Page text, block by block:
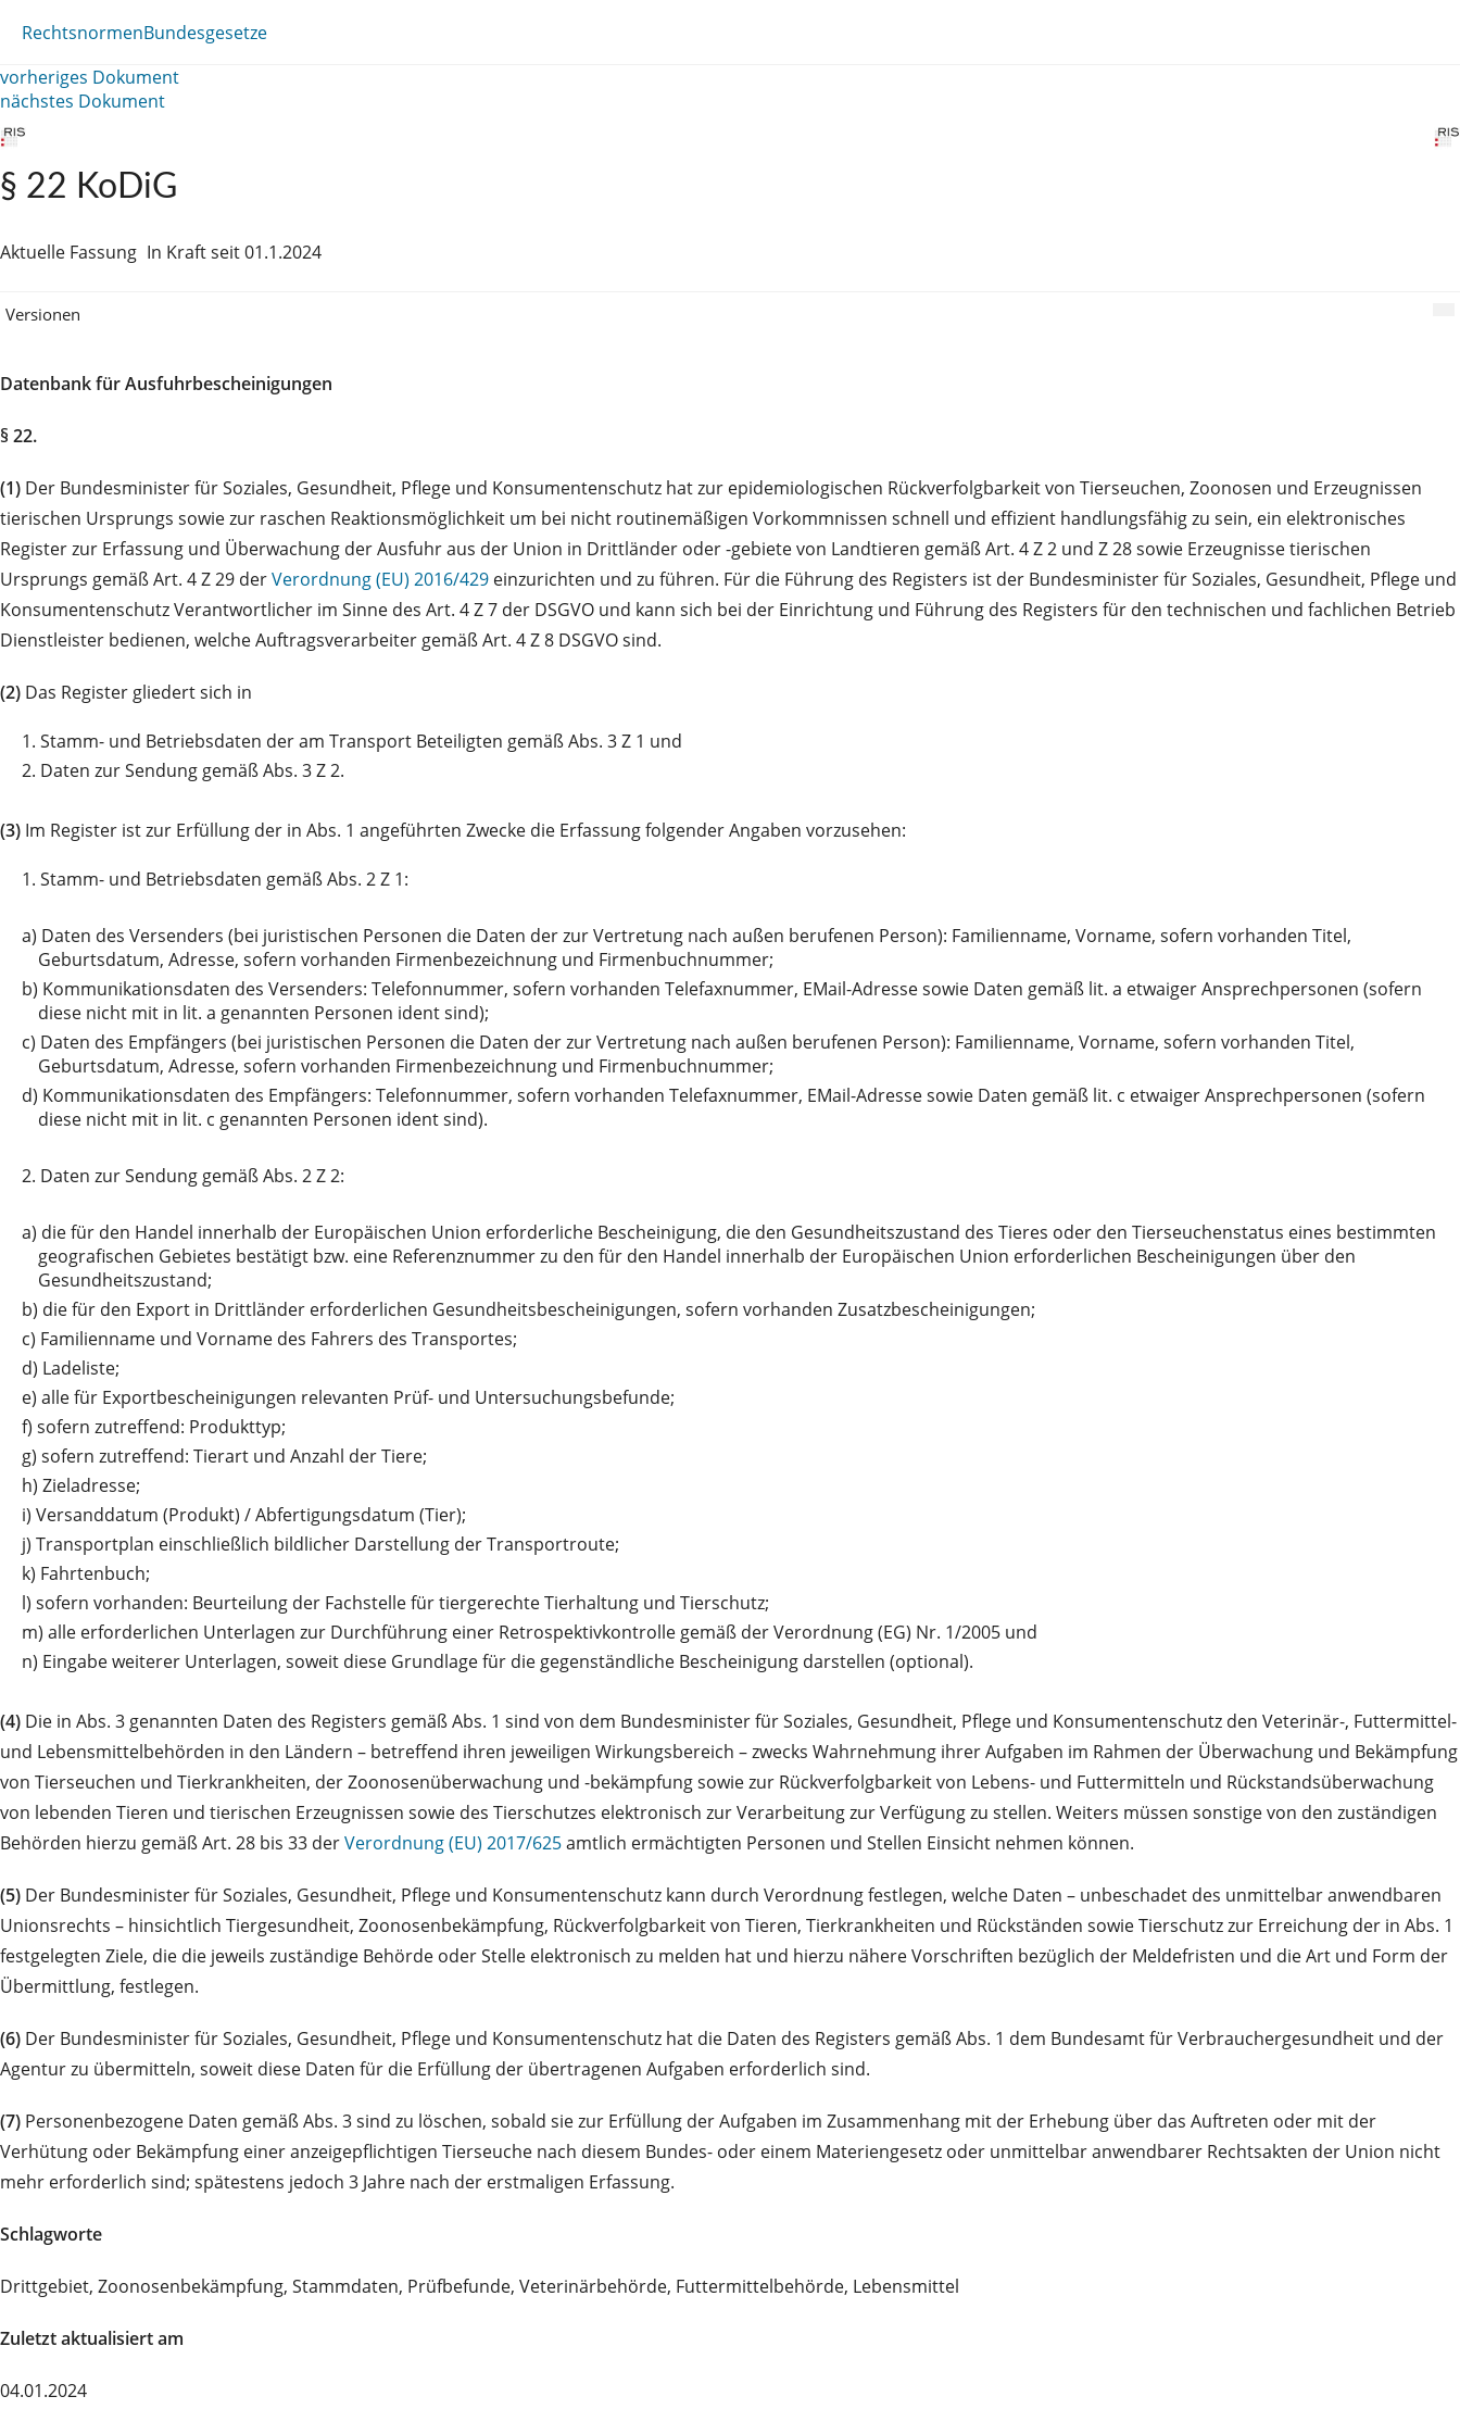
RechtsnormenBundesgesetze
vorheriges Dokument
nächstes Dokument
§ 22 KoDiG
Aktuelle Fassung In Kraft seit 01.1.2024
Versionen
Datenbank für Ausfuhrbescheinigungen
§ 22.
(1) Der Bundesminister für Soziales, Gesundheit, Pflege und Konsumentenschutz hat zur epidemiologischen Rückverfolgbarkeit von Tierseuchen, Zoonosen und Erzeugnissen
tierischen Ursprungs sowie zur raschen Reaktionsmöglichkeit um bei nicht routinemäßigen Vorkommnissen schnell und effizient handlungsfähig zu sein, ein elektronisches
Register zur Erfassung und Überwachung der Ausfuhr aus der Union in Drittländer oder -gebiete von Landtieren gemäß Art. 4 Z 2 und Z 28 sowie Erzeugnisse tierischen
Ursprungs gemäß Art. 4 Z 29 derVerordnung (EU) 2016/429 einzurichten und zu führen. Für die Führung des Registers ist der Bundesminister für Soziales, Gesundheit, Pflege und
Konsumentenschutz Verantwortlicher im Sinne des Art. 4 Z 7 der DSGVO und kann sich bei der Einrichtung und Führung des Registers für den technischen und fachlichen Betrieb
Dienstleister bedienen, welche Auftragsverarbeiter gemäß Art. 4 Z 8 DSGVO sind.
(2) Das Register gliedert sich in
1. Stamm- und Betriebsdaten der am Transport Beteiligten gemäß Abs. 3 Z 1 und
2. Daten zur Sendung gemäß Abs. 3 Z 2.
(3) Im Register ist zur Erfüllung der in Abs. 1 angeführten Zwecke die Erfassung folgender Angaben vorzusehen:
1. Stamm- und Betriebsdaten gemäß Abs. 2 Z 1:
a) Daten des Versenders (bei juristischen Personen die Daten der zur Vertretung nach außen berufenen Person): Familienname, Vorname, sofern vorhanden Titel,
Geburtsdatum, Adresse, sofern vorhanden Firmenbezeichnung und Firmenbuchnummer;
b) Kommunikationsdaten des Versenders: Telefonnummer, sofern vorhanden Telefaxnummer, EMail-Adresse sowie Daten gemäß lit. a etwaiger Ansprechpersonen (sofern
diese nicht mit in lit. a genannten Personen ident sind);
c) Daten des Empfängers (bei juristischen Personen die Daten der zur Vertretung nach außen berufenen Person): Familienname, Vorname, sofern vorhanden Titel,
Geburtsdatum, Adresse, sofern vorhanden Firmenbezeichnung und Firmenbuchnummer;
d) Kommunikationsdaten des Empfängers: Telefonnummer, sofern vorhanden Telefaxnummer, EMail-Adresse sowie Daten gemäß lit. c etwaiger Ansprechpersonen (sofern
diese nicht mit in lit. c genannten Personen ident sind).
2. Daten zur Sendung gemäß Abs. 2 Z 2:
a) die für den Handel innerhalb der Europäischen Union erforderliche Bescheinigung, die den Gesundheitszustand des Tieres oder den Tierseuchenstatus eines bestimmten
geografischen Gebietes bestätigt bzw. eine Referenznummer zu den für den Handel innerhalb der Europäischen Union erforderlichen Bescheinigungen über den
Gesundheitszustand;
b) die für den Export in Drittländer erforderlichen Gesundheitsbescheinigungen, sofern vorhanden Zusatzbescheinigungen;
c) Familienname und Vorname des Fahrers des Transportes;
d) Ladeliste;
e) alle für Exportbescheinigungen relevanten Prüf- und Untersuchungsbefunde;
f) sofern zutreffend: Produkttyp;
g) sofern zutreffend: Tierart und Anzahl der Tiere;
h) Zieladresse;
i) Versanddatum (Produkt) / Abfertigungsdatum (Tier);
j) Transportplan einschließlich bildlicher Darstellung der Transportroute;
k) Fahrtenbuch;
l) sofern vorhanden: Beurteilung der Fachstelle für tiergerechte Tierhaltung und Tierschutz;
m) alle erforderlichen Unterlagen zur Durchführung einer Retrospektivkontrolle gemäß der Verordnung (EG) Nr. 1/2005 und
n) Eingabe weiterer Unterlagen, soweit diese Grundlage für die gegenständliche Bescheinigung darstellen (optional).
(4) Die in Abs. 3 genannten Daten des Registers gemäß Abs. 1 sind von dem Bundesminister für Soziales, Gesundheit, Pflege und Konsumentenschutz den Veterinär-, Futtermittel-
und Lebensmittelbehörden in den Ländern – betreffend ihren jeweiligen Wirkungsbereich – zwecks Wahrnehmung ihrer Aufgaben im Rahmen der Überwachung und Bekämpfung
von Tierseuchen und Tierkrankheiten, der Zoonosenüberwachung und -bekämpfung sowie zur Rückverfolgbarkeit von Lebens- und Futtermitteln und Rückstandsüberwachung
von lebenden Tieren und tierischen Erzeugnissen sowie des Tierschutzes elektronisch zur Verarbeitung zur Verfügung zu stellen. Weiters müssen sonstige von den zuständigen
Behörden hierzu gemäß Art. 28 bis 33 derVerordnung (EU) 2017/625amtlich ermächtigten Personen und Stellen Einsicht nehmen können.
(5) Der Bundesminister für Soziales, Gesundheit, Pflege und Konsumentenschutz kann durch Verordnung festlegen, welche Daten – unbeschadet des unmittelbar anwendbaren
Unionsrechts – hinsichtlich Tiergesundheit, Zoonosenbekämpfung, Rückverfolgbarkeit von Tieren, Tierkrankheiten und Rückständen sowie Tierschutz zur Erreichung der in Abs. 1
festgelegten Ziele, die die jeweils zuständige Behörde oder Stelle elektronisch zu melden hat und hierzu nähere Vorschriften bezüglich der Meldefristen und die Art und Form der
Übermittlung, festlegen.
(6) Der Bundesminister für Soziales, Gesundheit, Pflege und Konsumentenschutz hat die Daten des Registers gemäß Abs. 1 dem Bundesamt für Verbrauchergesundheit und der
Agentur zu übermitteln, soweit diese Daten für die Erfüllung der übertragenen Aufgaben erforderlich sind.
(7) Personenbezogene Daten gemäß Abs. 3 sind zu löschen, sobald sie zur Erfüllung der Aufgaben im Zusammenhang mit der Erhebung über das Auftreten oder mit der
Verhütung oder Bekämpfung einer anzeigepflichtigen Tierseuche nach diesem Bundes- oder einem Materiengesetz oder unmittelbar anwendbarer Rechtsakten der Union nicht
mehr erforderlich sind; spätestens jedoch 3 Jahre nach der erstmaligen Erfassung.
Schlagworte
Drittgebiet, Zoonosenbekämpfung, Stammdaten, Prüfbefunde, Veterinärbehörde, Futtermittelbehörde, Lebensmittel
Zuletzt aktualisiert am
04.01.2024